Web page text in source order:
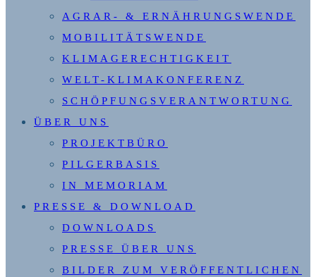
AGRAR- & ERNÄHRUNGSWENDE
MOBILITÄTSWENDE
KLIMAGERECHTIGKEIT
WELT-KLIMAKONFERENZ
SCHÖPFUNGSVERANTWORTUNG
ÜBER UNS
PROJEKTBÜRO
PILGERBASIS
IN MEMORIAM
PRESSE & DOWNLOAD
DOWNLOADS
PRESSE ÜBER UNS
BILDER ZUM VERÖFFENTLICHEN